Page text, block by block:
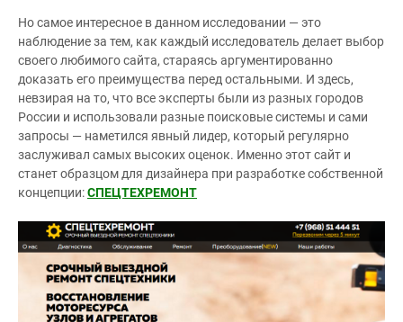
Но самое интересное в данном исследовании — это
наблюдение за тем, как каждый исследователь делает выбор
своего любимого сайта, стараясь аргументированно
доказать его преимущества перед остальными. И здесь,
невзирая на то, что все эксперты были из разных городов
России и использовали разные поисковые системы и сами
запросы — наметился явный лидер, который регулярно
заслуживал самых высоких оценок. Именно этот сайт и
станет образцом для дизайнера при разработке собственной
концепции:СПЕЦТЕХРЕМОНТ